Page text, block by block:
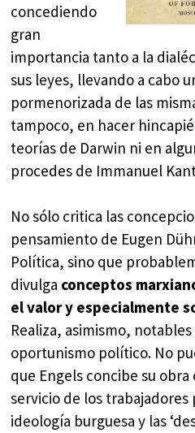
concediendo
gran
importancia tanto a la
sus leyes, llevando a cabo
pormenorizada de las
tampoco, en hacer
teorías de Darwin ni en
procedes de Immanuel
No sólo critica las
pensamiento de Eugen
Política, sino que
divulga conceptos
el valor y especialmente
Realiza, asimismo,
oportunismo político. No
que Engels concibe su
servicio de los trabajadores
ideología burguesa y las